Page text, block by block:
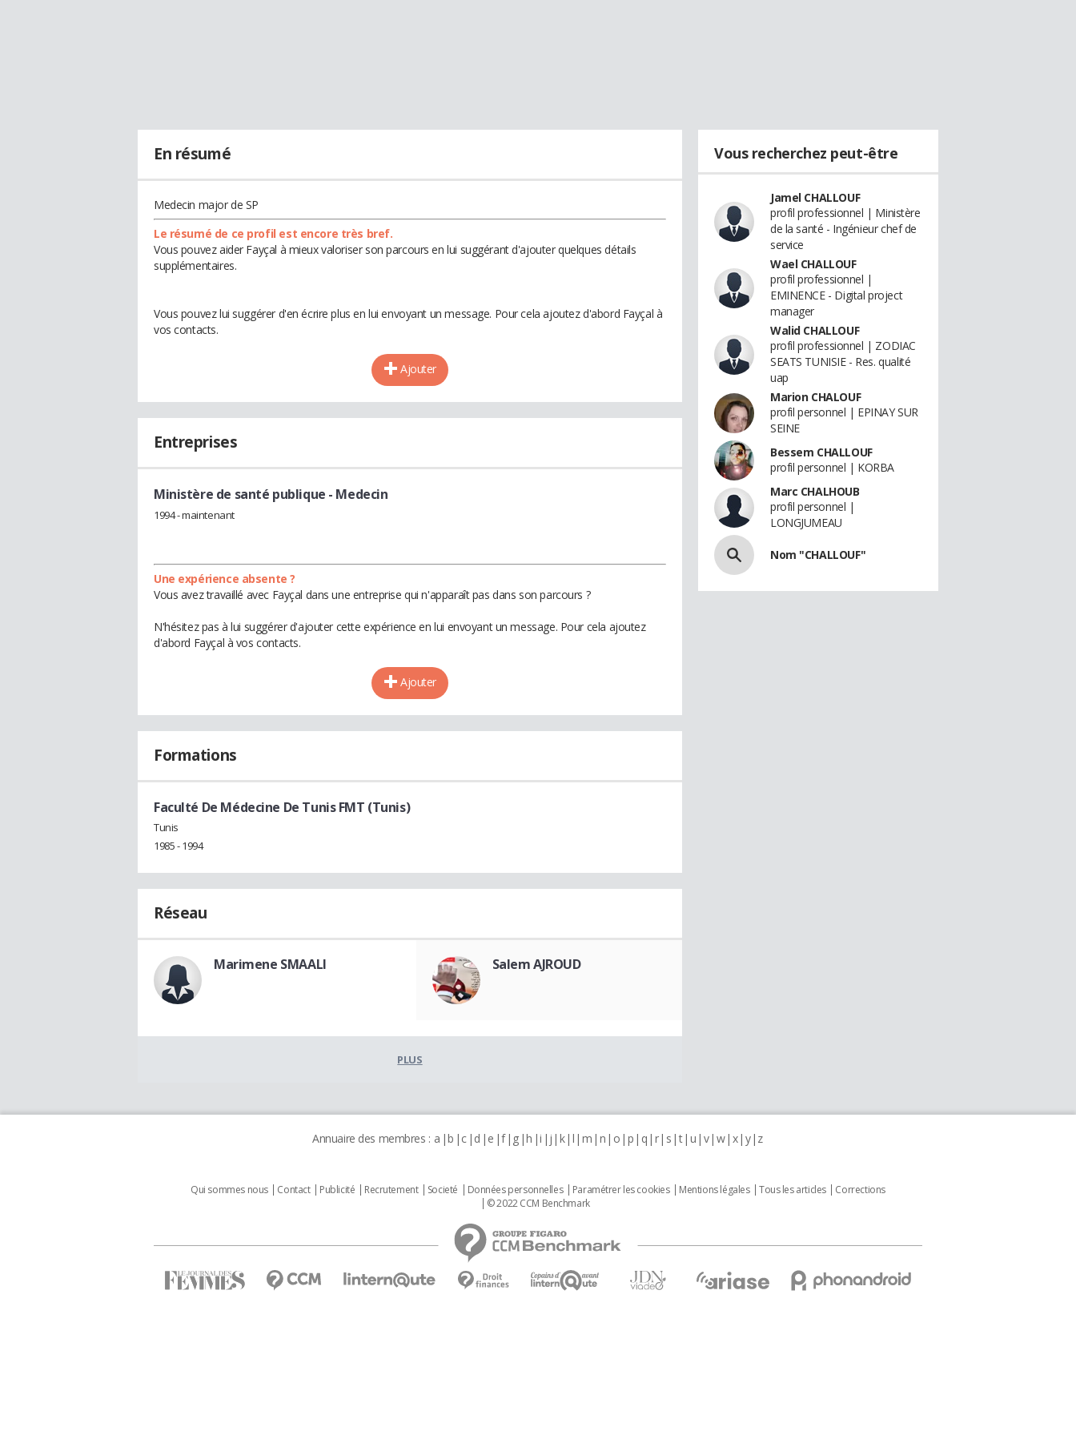
En résumé
Medecin major de SP
Le résumé de ce profil est encore très bref.
Vous pouvez aider Fayçal à mieux valoriser son parcours en lui suggérant d'ajouter quelques détails
supplémentaires.
Vous pouvez lui suggérer d'en écrire plus en lui envoyant un message. Pour cela ajoutez d'abord Fayçal à
vos contacts.
Ajouter
Entreprises
Ministère de santé publique - Medecin
1994 - maintenant
Une expérience absente ?
Vous avez travaillé avec Fayçal dans une entreprise qui n'apparaît pas dans son parcours ?
N'hésitez pas à lui suggérer d'ajouter cette expérience en lui envoyant un message. Pour cela ajoutez
d'abord Fayçal à vos contacts.
Ajouter
Formations
Faculté De Médecine De Tunis FMT (Tunis)
Tunis
1985 - 1994
Réseau
Marimene SMAALI Salem AJROUD
PLUS
Vous recherchez peut-être
Jamel CHALLOUF
profil professionnel | Ministère
de la santé - Ingénieur chef de
service
Wael CHALLOUF
profil professionnel |
EMINENCE - Digital project
manager
Walid CHALLOUF
profil professionnel | ZODIAC
SEATS TUNISIE - Res. qualité
uap
Marion CHALOUF
profil personnel | EPINAY SUR
SEINE
Bessem CHALLOUF
profil personnel | KORBA
Marc CHALHOUB
profil personnel |
LONGJUMEAU
Nom "CHALLOUF"
Annuaire des membres : a b c d e f g h i j k l m n o p q r s t u v w x y z
Qui sommes nous Contact Publicité Recrutement Societé Données personnelles Paramétrer les cookies Mentions légales Tous les articles
Corrections
© 2022 CCM Benchmark